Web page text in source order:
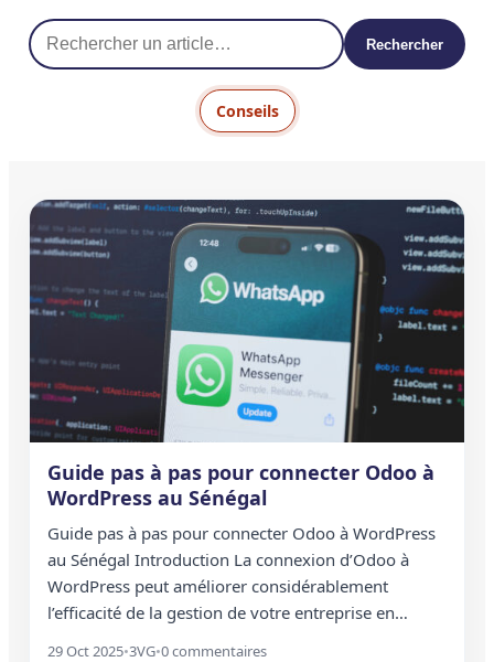
Rechercher
Conseils
Guide pas à pas pour connecter Odoo à
WordPress au Sénégal
Guide pas à pas pour connecter Odoo à WordPress
au Sénégal Introduction La connexion d’Odoo à
WordPress peut améliorer considérablement
l’efficacité de la gestion de votre entreprise en…
29 Oct 2025•3VG•0 commentaires